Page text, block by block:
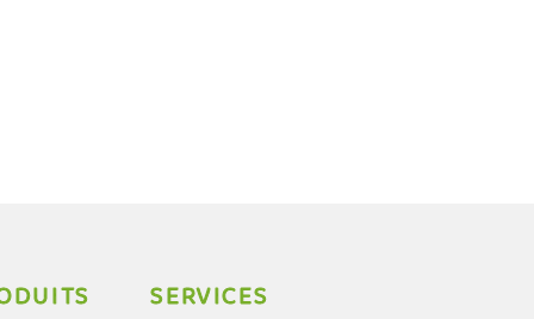
SERVICES